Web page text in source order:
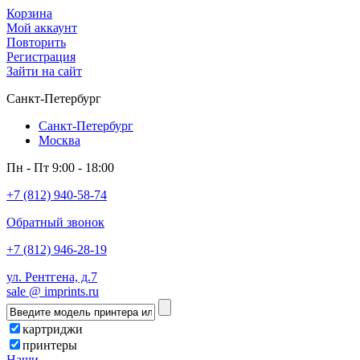
Корзина
Мой аккаунт
Повторить
Регистрация
Зайти на сайт
Санкт-Петербург
Санкт-Петербург
Москва
Пн - Пт 9:00 - 18:00
+7 (812) 940-58-74
Обратный звонок
+7 (812) 946-28-19
ул. Рентгена, д.7
sale @ imprints.ru
картриджи
принтеры